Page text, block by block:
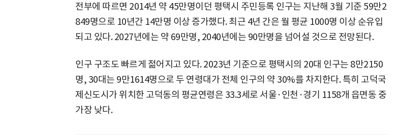
전부에 따르면 2014년 약 45만명이던 평택시 주민등록 인구는 지난해 3월 기준 59만2
849명으로 10년간 14만명 이상 증가했다. 최근 4년 간은 월 평균 1000명 이상 순유입
되고 있다. 2027년에는 약 69만명, 2040년에는 90만명을 넘어설 것으로 전망된다.
인구 구조도 빠르게 젊어지고 있다. 2023년 기준으로 평택시의 20대 인구는 8만2150
명, 30대는 9만1614명으로 두 연령대가 전체 인구의 약 30%를 차지한다. 특히 고덕국
제신도시가 위치한 고덕동의 평균연령은 33.3세로 서울·인천·경기 1158개 읍면동 중
가장 낮다.